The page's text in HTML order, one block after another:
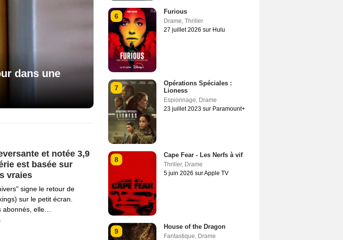
dans une
et notée 3,9
est basée sur
vraies
signe le retour de
sur le petit écran.
abonnés, elle…
6
Furious
Drame, Thriller
27 juillet 2026 sur Hulu
7
Opérations Spéciales :
Lioness
Espionnage, Drame
23 juillet 2023 sur Paramount+
8
Cape Fear - Les Nerfs à vif
Thriller, Drame
5 juin 2026 sur Apple TV
9
House of the Dragon
Fantastique, Drame